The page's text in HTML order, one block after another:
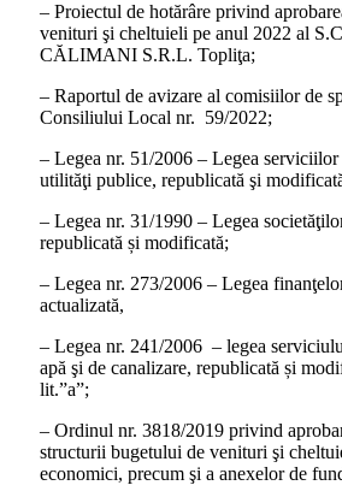
– Proiectul de hotărâre privind
venituri şi cheltuieli pe anul 2022 al
CĂLIMANI S.R.L. Topliţa;
– Raportul de avizare al comisiilor de
Consiliului Local nr. 59/2022;
– Legea nr. 51/2006 – Legea
utilităţi publice, republicată şi
– Legea nr. 31/1990 – Legea
republicată și modificată;
– Legea nr. 273/2006 – Legea
actualizată,
– Legea nr. 241/2006 – legea
apă şi de canalizare, republicată și
lit.”a”;
– Ordinul nr. 3818/2019 privind
structurii bugetului de venituri şi
economici, precum şi a anexelor de